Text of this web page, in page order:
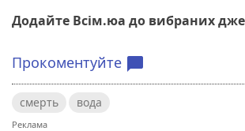
Додайте Всім.юа до вибраних
Прокоментуйте chat_bubble
смерть вода